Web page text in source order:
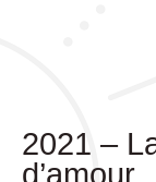
2021 –
d’amour